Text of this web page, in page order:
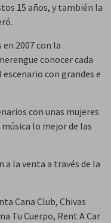
15 años, y también la
2007 con la
conocer cada
con grandes e
con unas mujeres
lo mejor de las
la venta a través de la
Cana Club, Chivas
Tu Cuerpo, Rent A Car